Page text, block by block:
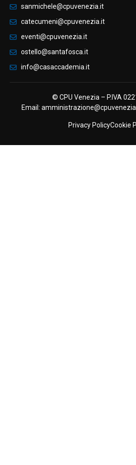
sanmichele@cpuvenezia.it
catecumeni@cpuvenezia.it
eventi@cpuvenezia.it
ostello@santafosca.it
info@casaccademia.it
© CPU Venezia – P.IVA
Email: amministrazione@cpuvenezia
Privacy PolicyCookie